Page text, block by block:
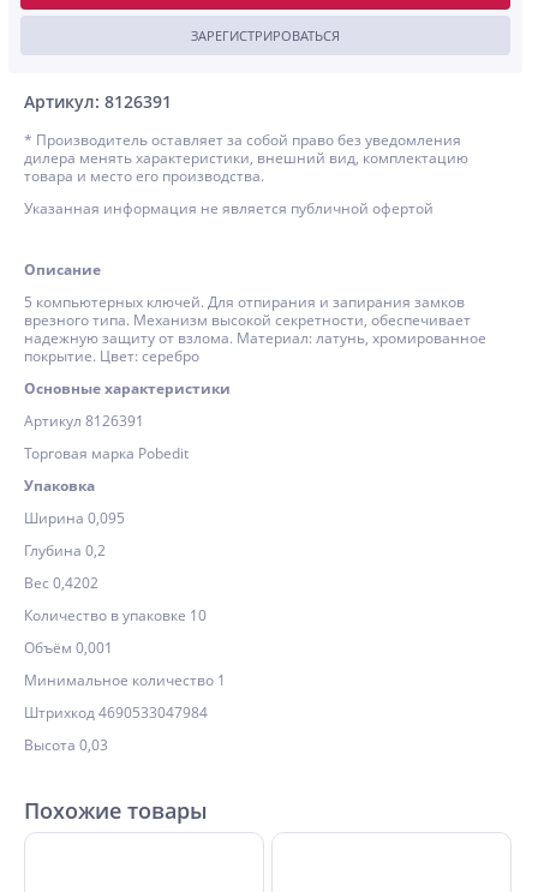
Артикул: 8126391
ЗАРЕГИСТРИРОВАТЬСЯ
* Производитель оставляет за собой право без уведомления
дилера менять характеристики, внешний вид, комплектацию
товара и место его производства.
Указанная информация не является публичной офертой
Описание
5 компьютерных ключей. Для отпирания и запирания замков
врезного типа. Механизм высокой секретности, обеспечивает
надежную защиту от взлома. Материал: латунь, хромированное
покрытие. Цвет: серебро
Основные характеристики
Артикул 8126391
Торговая марка Pobedit
Упаковка
Ширина 0,095
Глубина 0,2
Вес 0,4202
Количество в упаковке 10
Объём 0,001
Минимальное количество 1
Штрихкод 4690533047984
Высота 0,03
Похожие товары